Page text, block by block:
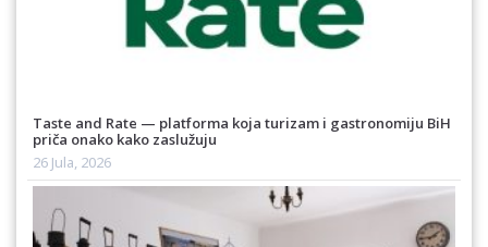
Taste and Rate — platforma koja turizam i gastronomiju BiH
priča onako kako zaslužuju
26 Jula, 2026